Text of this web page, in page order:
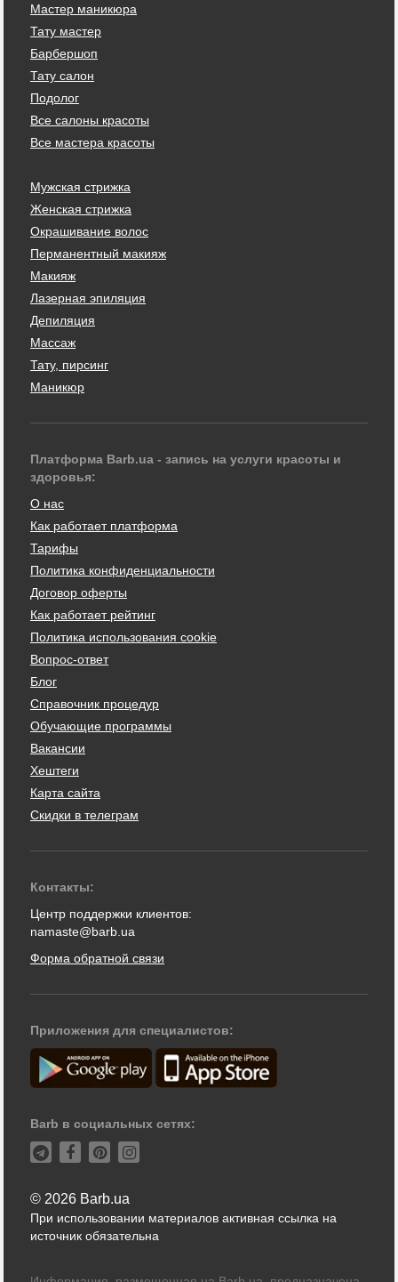
Мастер маникюра
Тату мастер
Барбершоп
Тату салон
Подолог
Все салоны красоты
Все мастера красоты
Мужская стрижка
Женская стрижка
Окрашивание волос
Перманентный макияж
Макияж
Лазерная эпиляция
Депиляция
Массаж
Тату, пирсинг
Маникюр
Платформа Barb.ua - запись на услуги красоты и
здоровья:
О нас
Как работает платформа
Тарифы
Политика конфиденциальности
Договор оферты
Как работает рейтинг
Политика использования cookie
Вопрос-ответ
Блог
Справочник процедур
Обучающие программы
Вакансии
Хештеги
Карта сайта
Скидки в телеграм
Контакты:
Центр поддержки клиентов:
namaste@barb.ua
Форма обратной связи
Приложения для специалистов:
Barb в социальных сетях:
© 2026 Barb.ua
При использовании материалов активная ссылка на
источник обязательна